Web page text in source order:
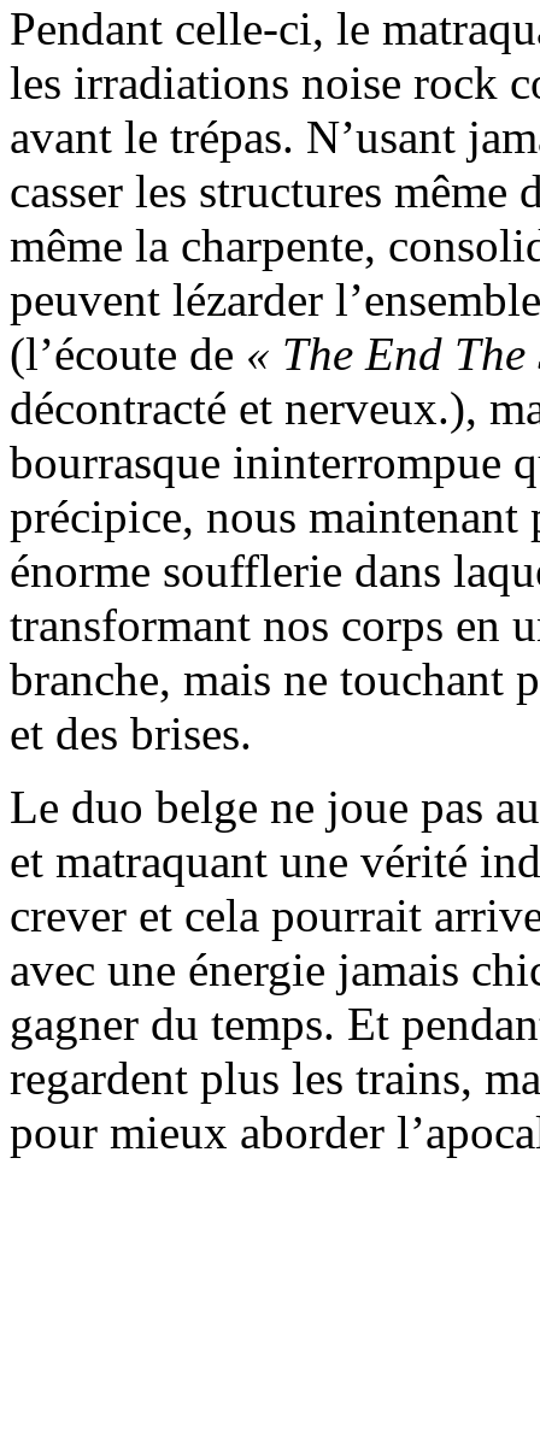
Pendant celle-ci, le
les irradiations noise rock
avant le trépas. N’usant
casser les structures
même la charpente,
peuvent lézarder
(l’écoute de « The End The
décontracté et nerveux.),
bourrasque ininterrompue
précipice, nous maintenant
énorme soufflerie dans
transformant nos corps en
branche, mais ne touchant
et des brises.
Le duo belge ne joue pas
et matraquant une vérité
crever et cela pourrait
avec une énergie jamais
gagner du temps. Et
regardent plus les trains,
pour mieux aborder